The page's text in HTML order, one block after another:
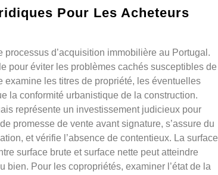
Pour Les Acheteurs
d’acquisition immobilière au Portugal.
pour éviter les problèmes cachés susceptibles de
examine les titres de propriété, les éventuelles
la conformité urbanistique de la construction.
représente un investissement judicieux pour
promesse de vente avant signature, s’assure du
et vérifie l’absence de contentieux. La surface
surface brute et surface nette peut atteindre
Pour les copropriétés, examiner l’état de la